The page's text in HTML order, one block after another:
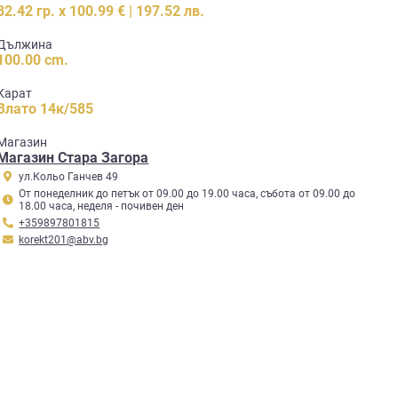
гр. x 100.99 € | 197.52 лв.
cm.
14к/585
Стара Загора
ул.Кольо Ганчев 49
От понеделник до петък от 09.00 до 19.00 часа, събота от 09.00 до
18.00 часа, неделя - почивен ден
+359897801815
korekt201@abv.bg